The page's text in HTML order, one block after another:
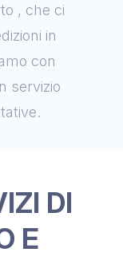
, che ci
in
con
servizio
DI
E